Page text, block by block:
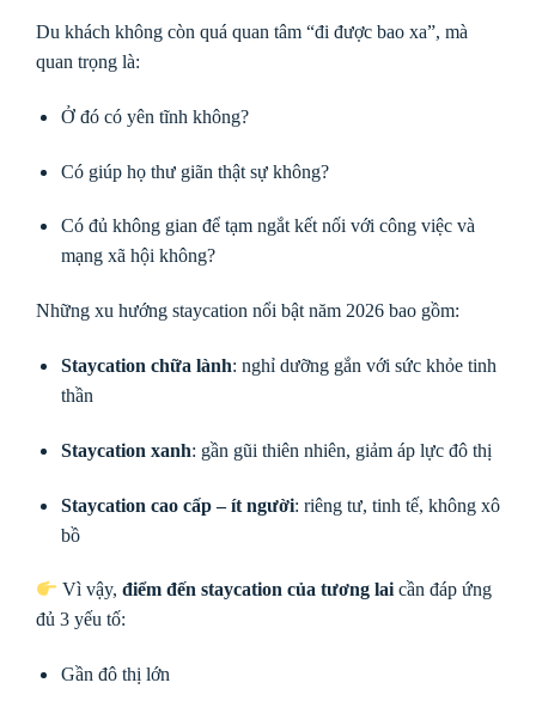
Du khách không còn quá quan tâm “đi được bao xa”, mà
quan trọng là:
Ở đó có yên tĩnh không?
Có giúp họ thư giãn thật sự không?
Có đủ không gian để tạm ngắt kết nối với công việc và
mạng xã hội không?
Những xu hướng staycation nổi bật năm 2026 bao gồm:
Staycation chữa lành: nghỉ dưỡng gắn với sức khỏe tinh
thần
Staycation xanh: gần gũi thiên nhiên, giảm áp lực đô thị
Staycation cao cấp – ít người: riêng tư, tinh tế, không xô
bồ
Vì vậy,điểm đến staycation của tương laicần đáp ứng
đủ 3 yếu tố:
Gần đô thị lớn